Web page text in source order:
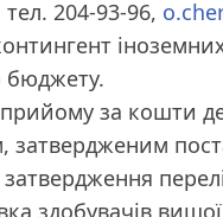
тел. 204-93-96,
бюджету.
за кошти
затвердженим
здобувачів